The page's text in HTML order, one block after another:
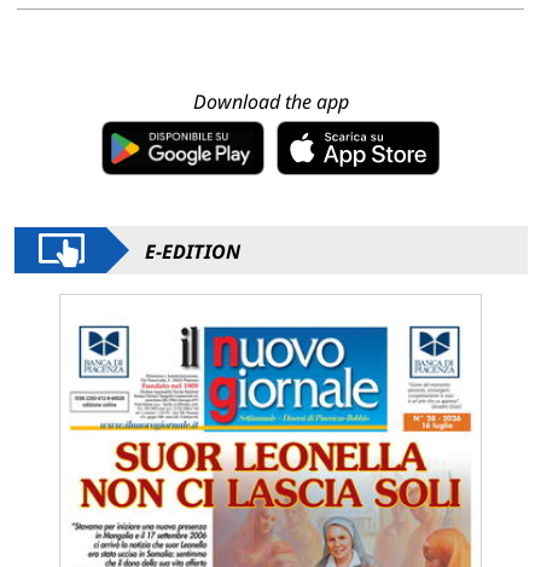
Download the app
E-EDITION